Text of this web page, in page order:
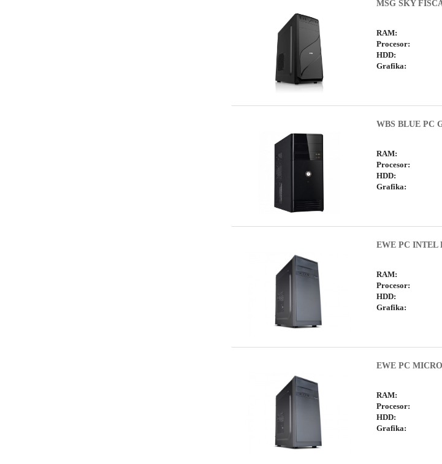
MSG SKY
RAM:
Procesor:
HDD:
Grafika:
WBS BLUE PC
RAM:
Procesor:
HDD:
Grafika:
EWE PC INTEL
RAM:
Procesor:
HDD:
Grafika:
EWE PC
RAM:
Procesor:
HDD:
Grafika: